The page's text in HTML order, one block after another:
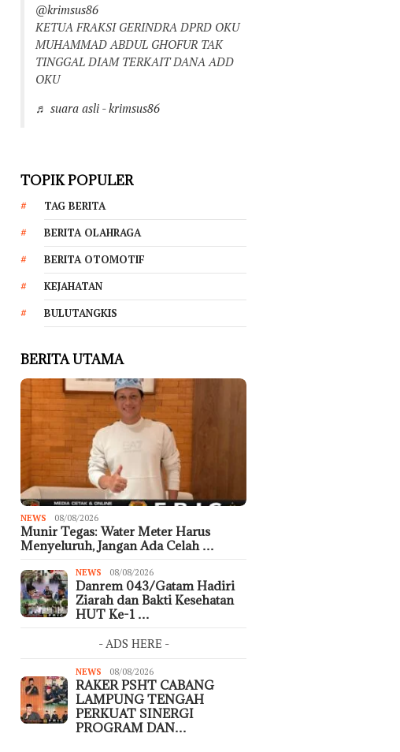
@krimsus86
KETUA FRAKSI GERINDRA DPRD OKU
MUHAMMAD ABDUL GHOFUR TAK
TINGGAL DIAM TERKAIT DANA ADD
OKU
♬ suara asli - krimsus86
TOPIK POPULER
TAG BERITA
BERITA OLAHRAGA
BERITA OTOMOTIF
KEJAHATAN
BULUTANGKIS
BERITA UTAMA
NEWS 08/08/2026
Munir Tegas: Water Meter Harus
Menyeluruh, Jangan Ada Celah …
NEWS 08/08/2026
Danrem 043/Gatam Hadiri
Ziarah dan Bakti Kesehatan
HUT Ke-1 …
- ADS HERE -
NEWS 08/08/2026
RAKER PSHT CABANG
LAMPUNG TENGAH
PERKUAT SINERGI
PROGRAM DAN…